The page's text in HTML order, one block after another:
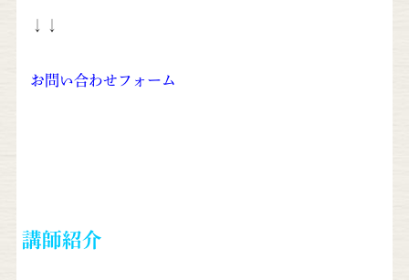
お問い合わせフォーム
講師紹介